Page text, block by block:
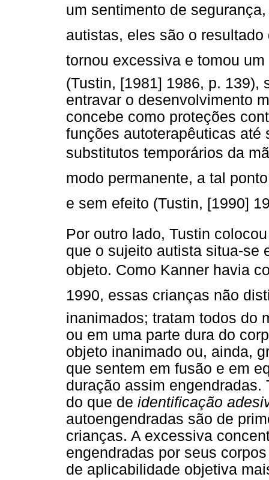
um sentimento de segurança,
autistas, eles são o resultado
tornou excessiva e tomou um
(Tustin, [1981] 1986, p. 139),
entravar o desenvolvimento
concebe como proteções
funções autoterapêuticas até
substitutos temporários da
modo permanente, a tal
e sem efeito (Tustin, [1990]
Por outro lado, Tustin
que o sujeito autista situa-se
objeto. Como Kanner havia
1990, essas crianças não
inanimados; tratam todos do
ou em uma parte dura do
objeto inanimado ou, ainda,
que sentem em fusão e em
duração assim
do que de identificação
autoengendradas são de
crianças. A excessiva
engendradas por seus
de aplicabilidade objetiva